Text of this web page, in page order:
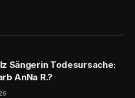
Sängerin Todesursache:
AnNa R.?